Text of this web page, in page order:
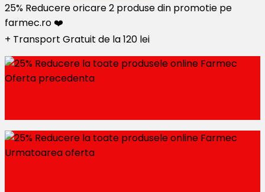
25% Reducere oricare 2 produse din promotie pe
farmec.ro ❤️
+ Transport Gratuit de la 120 lei
Oferta precedenta
Urmatoarea oferta